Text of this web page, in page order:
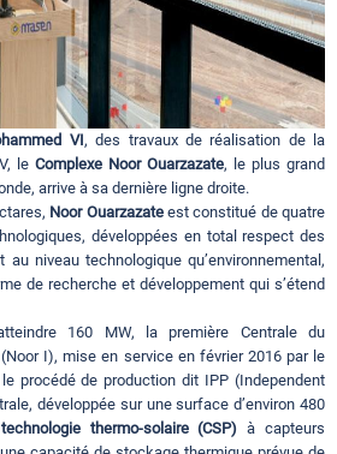
VI, des travaux de réalisation de la
le Complexe Noor Ouarzazate, le plus grand
arrive à sa dernière ligne droite.
Noor Ouarzazateest constitué de quatre
développées en total respect des
niveau technologique qu’environnemental,
de recherche et développement qui s’étend
160 MW, la première Centrale du
I), mise en service en février 2016 par le
procédé de production dit IPP (Independent
développée sur une surface d’environ 480
thermo-solaire (CSP) à capteurs